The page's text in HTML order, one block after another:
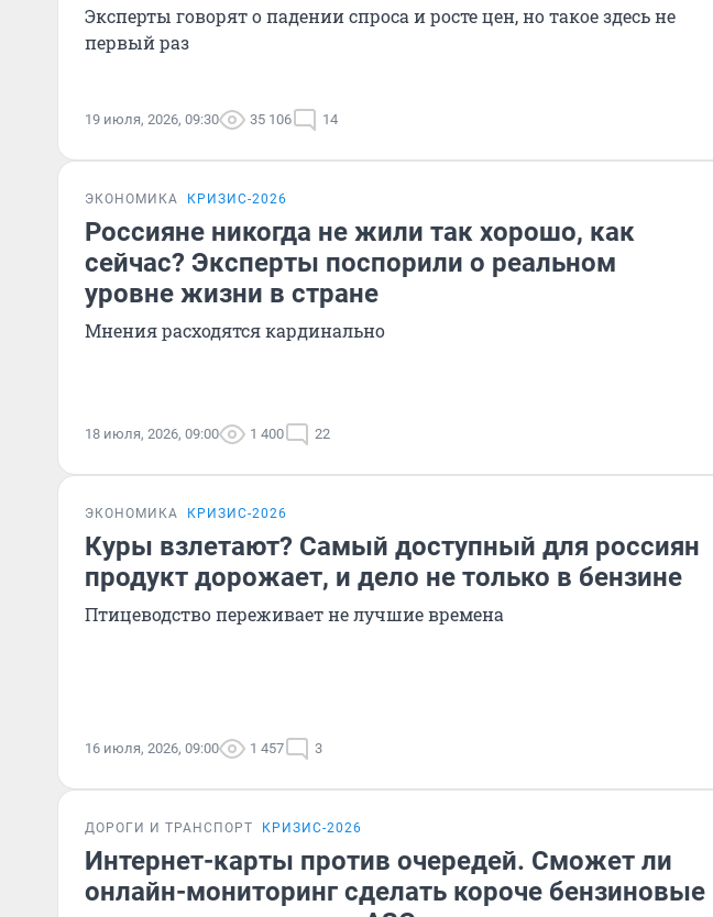
Эксперты говорят о падении спроса и росте цен, но такое здесь не
первый раз
19 июля, 2026, 09:30 35 106 14
ЭКОНОМИКА КРИЗИС-2026
Россияне никогда не жили так хорошо, как
сейчас? Эксперты поспорили о реальном
уровне жизни в стране
Мнения расходятся кардинально
18 июля, 2026, 09:00 1 400 22
ЭКОНОМИКА КРИЗИС-2026
Куры взлетают? Самый доступный для россиян
продукт дорожает, и дело не только в бензине
Птицеводство переживает не лучшие времена
16 июля, 2026, 09:00 1 457 3
ДОРОГИ И ТРАНСПОРТ КРИЗИС-2026
Интернет-карты против очередей. Сможет ли
онлайн-мониторинг сделать короче бензиновые